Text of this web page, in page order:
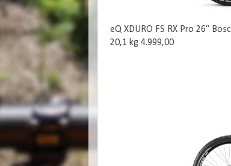
eQ XDURO FS RX Pro 26“
20,1 kg 4.999,00